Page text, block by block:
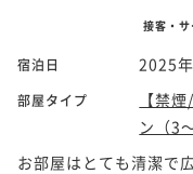
接客・サ
宿泊日 2025
部屋タイプ
【禁
ン（3
お部屋はとても清潔で